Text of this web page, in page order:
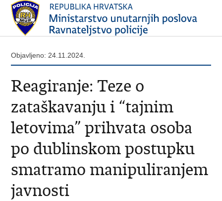
Objavljeno: 24.11.2024.
Reagiranje: Teze o
zataškavanju i “tajnim
letovima” prihvata osoba
po dublinskom postupku
smatramo manipuliranjem
javnosti